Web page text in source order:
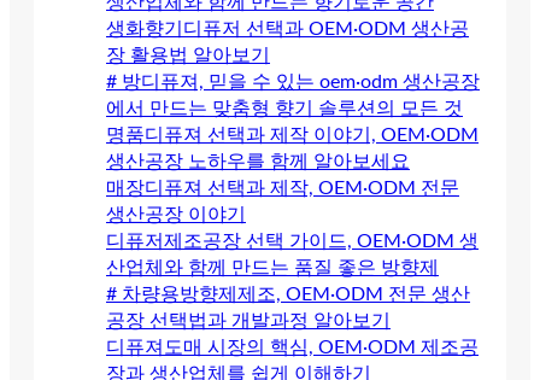
생화향기디퓨저 선택과 OEM·ODM 생산공
장 활용법 알아보기
# 방디퓨져, 믿을 수 있는 oem·odm 생산공장
에서 만드는 맞춤형 향기 솔루션의 모든 것
명품디퓨져 선택과 제작 이야기, OEM·ODM
생산공장 노하우를 함께 알아보세요
매장디퓨져 선택과 제작, OEM·ODM 전문
생산공장 이야기
디퓨저제조공장 선택 가이드, OEM·ODM 생
산업체와 함께 만드는 품질 좋은 방향제
# 차량용방향제제조, OEM·ODM 전문 생산
공장 선택법과 개발과정 알아보기
디퓨져도매 시장의 핵심, OEM·ODM 제조공
장과 생산업체를 쉽게 이해하기